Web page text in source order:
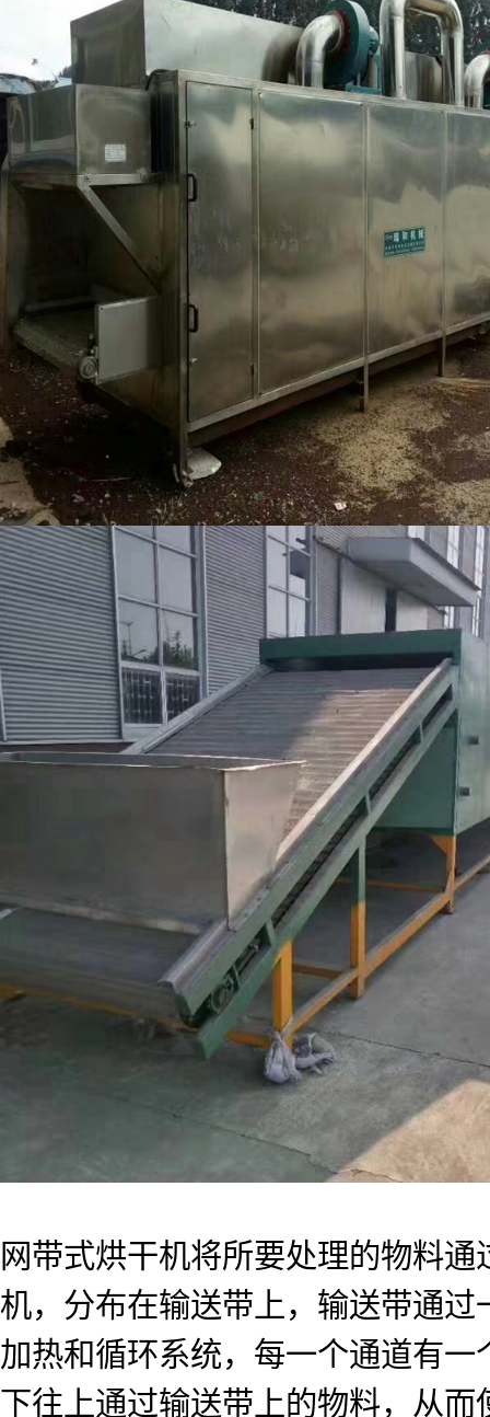
网带式烘干机将所要处理的物料
机，分布在输送带上，输送带通
加热和循环系统，每一个通道有
下往上通过输送带上的物料，从而